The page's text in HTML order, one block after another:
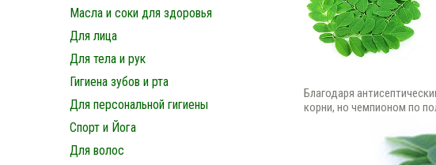
Масла и соки для здоровья
Для лица
Для тела и рук
Гигиена зубов и рта
Для персональной гигиены
Спорт и Йога
Для волос
Благодаря
корни, но чемпионом по